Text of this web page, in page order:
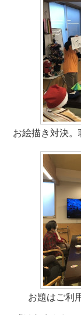
お絵描き対決
お題はご利